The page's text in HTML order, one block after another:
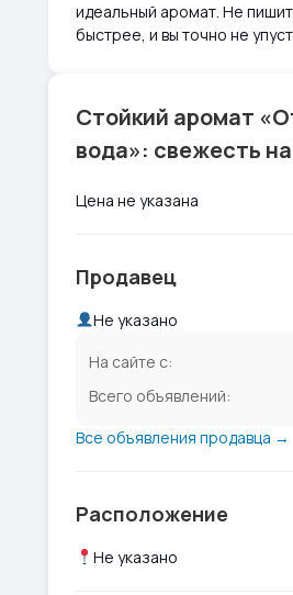
идеальный аромат. Не
быстрее, и вы точно не
Стойкий аромат
вода»: свежесть
Цена не указана
Продавец
Не указано
На сайте с:
Всего объявлений:
Все объявления продавца →
Расположение
Не указано